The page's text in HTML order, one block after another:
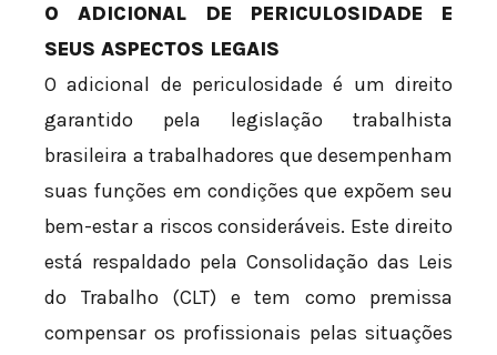
O ADICIONAL DE PERICULOSIDADE E
SEUS ASPECTOS LEGAIS
O adicional de periculosidade é um direito
garantido pela legislação trabalhista
brasileira a trabalhadores que desempenham
suas funções em condições que expõem seu
bem-estar a riscos consideráveis. Este direito
está respaldado pela Consolidação das Leis
do Trabalho (CLT) e tem como premissa
compensar os profissionais pelas situações